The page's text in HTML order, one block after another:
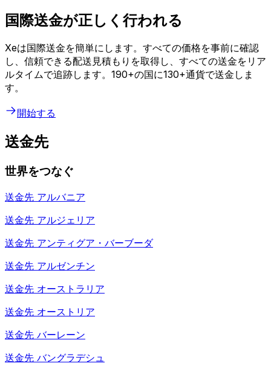
国際送金が正しく行われる
Xeは国際送金を簡単にします。すべての価格を事前に確認
し、信頼できる配送見積もりを取得し、すべての送金をリア
ルタイムで追跡します。190+の国に130+通貨で送金しま
す。
開始する
送金先
世界をつなぐ
送金先 アルバニア
送金先 アルジェリア
送金先 アンティグア・バーブーダ
送金先 アルゼンチン
送金先 オーストラリア
送金先 オーストリア
送金先 バーレーン
送金先 バングラデシュ